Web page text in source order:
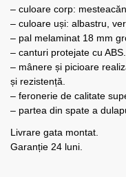
– culoare corp:
– culoare uși: albastru,
– pal melaminat 18 mm
– canturi protejate cu ABS.
– mânere și picioare
și rezistență.
– feronerie de calitate
– partea din spate a
Livrare gata montat.
Garanție 24 luni.